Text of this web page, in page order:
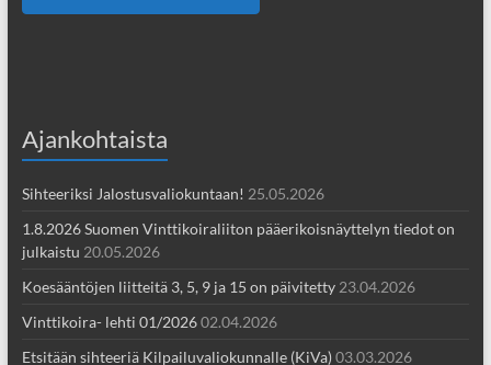
Ajankohtaista
Sihteeriksi Jalostusvaliokuntaan! 25.05.2026
1.8.2026 Suomen Vinttikoiraliiton pääerikoisnäyttelyn tiedot on
julkaistu 20.05.2026
Koesääntöjen liitteitä 3, 5, 9 ja 15 on päivitetty 23.04.2026
Vinttikoira- lehti 01/202602.04.2026
Etsitään sihteeriä Kilpailuvaliokunnalle (KiVa)03.03.2026